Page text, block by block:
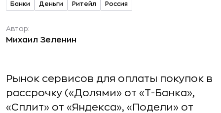
Банки Деньги Ритейл Россия
Автор:
Михаил Зеленин
Рынок сервисов для оплаты покупок в
рассрочку («Долями» от «Т-Банка»,
«Сплит» от «Яндекса», «Подели» от